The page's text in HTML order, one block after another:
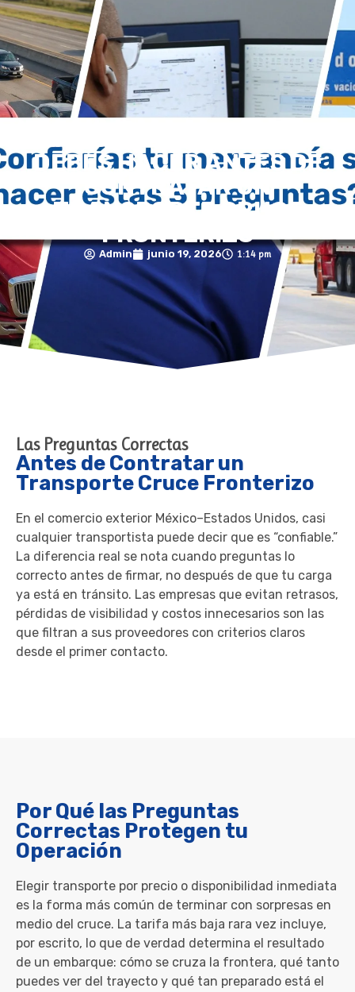
CLIENTES LOGIN
LAS 3 PREGUNTAS QUE
DEBES HACER ANTES DE
CONTRATAR UN
TRANSPORTE CRUCE
FRONTERIZO
Admin junio 19, 2026 1:14 pm
Las Preguntas Correctas
Antes de Contratar un
Transporte Cruce Fronterizo
En el comercio exterior México–Estados Unidos, casi
cualquier transportista puede decir que es “confiable.”
La diferencia real se nota cuando preguntas lo
correcto antes de firmar, no después de que tu carga
ya está en tránsito. Las empresas que evitan retrasos,
pérdidas de visibilidad y costos innecesarios son las
que filtran a sus proveedores con criterios claros
desde el primer contacto.
Por Qué las Preguntas
Correctas Protegen tu
Operación
Elegir transporte por precio o disponibilidad inmediata
es la forma más común de terminar con sorpresas en
medio del cruce. La tarifa más baja rara vez incluye,
por escrito, lo que de verdad determina el resultado
de un embarque: cómo se cruza la frontera, qué tanto
puedes ver del trayecto y qué tan preparado está el